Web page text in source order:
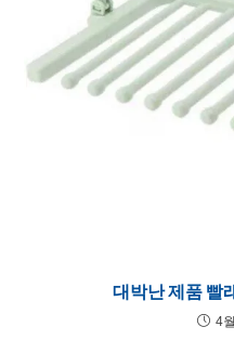
대박난 제품 빨
4